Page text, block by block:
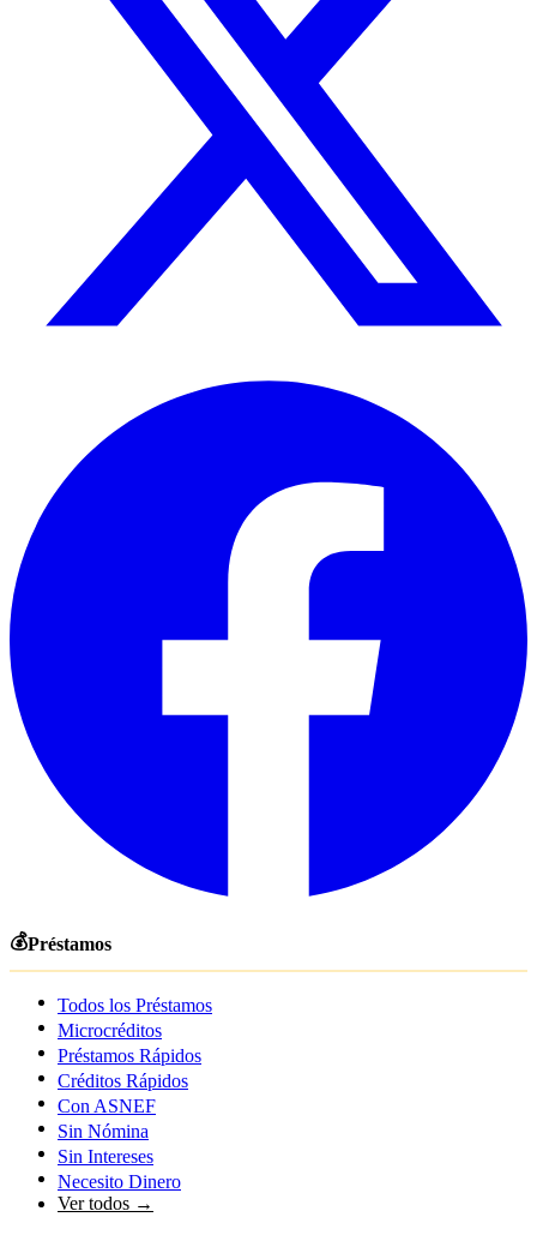
💰Préstamos
Todos los Préstamos
Microcréditos
Préstamos Rápidos
Créditos Rápidos
Con ASNEF
Sin Nómina
Sin Intereses
Necesito Dinero
Ver todos →